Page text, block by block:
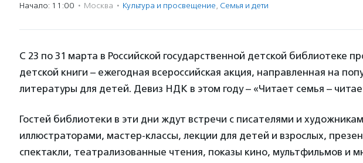
Начало: 11:00 · Москва · Культура и просвещение, Семья и дети
С 23 по 31 марта в Российской государственной детской библиотеке
детской книги – ежегодная всероссийская акция, направленная на
литературы для детей. Девиз НДК в этом году – «Читает семья –
Гостей библиотеки в эти дни ждут встречи с писателями и
иллюстраторами, мастер-классы, лекции для детей и взрослых,
спектакли, театрализованные чтения, показы кино, мультфильмов и